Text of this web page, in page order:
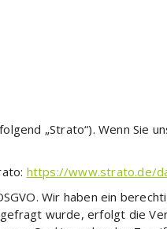
„Strato“). Wenn Sie
https://www.strato.de/
Wir haben ein
wurde, erfolgt die